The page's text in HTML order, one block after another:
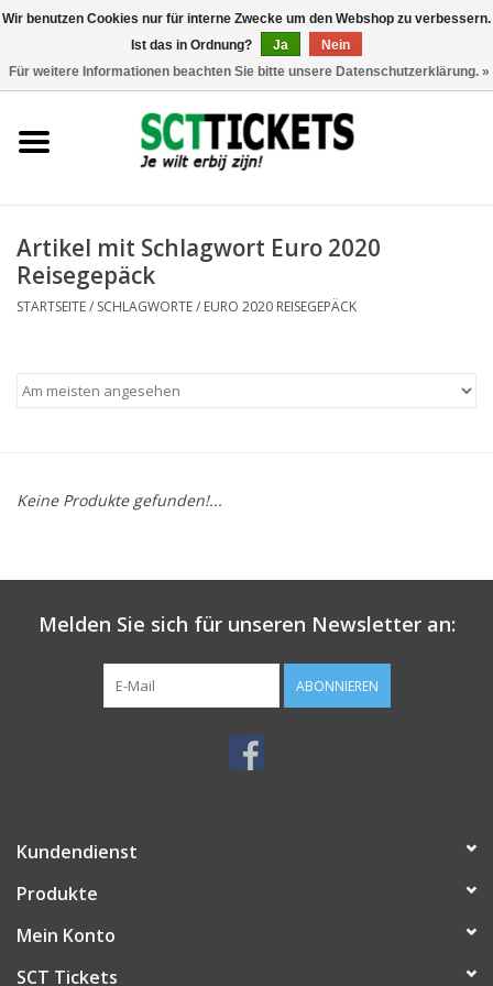
Artikel mit Schlagwort Euro 2020
Reisegepäck
STARTSEITE/ SCHLAGWORTE/ EURO 2020 REISEGEPÄCK
Keine Produkte gefunden!...
Melden Sie sich für unseren Newsletter an:
ABONNIEREN
Kundendienst
Produkte
Mein Konto
SCT Tickets
Wir benutzen Cookies nur für interne Zwecke um den Webshop zu verbessern.
Ist das in Ordnung?
Ja
Nein
Für weitere Informationen beachten Sie bitte unsere Datenschutzerklärung. »